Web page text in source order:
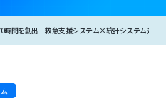
時間を創出 救急支援システム×統計システム連携